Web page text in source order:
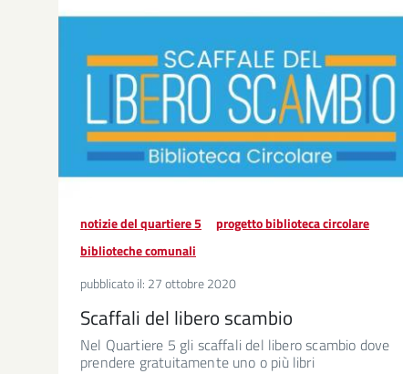
notizie del quartiere 5
progetto biblioteca circolare
biblioteche comunali
pubblicato il: 27 ottobre 2020
Scaffali del libero scambio
Nel Quartiere 5 gli scaffali del libero scambio dove
prendere gratuitamente uno o più libri